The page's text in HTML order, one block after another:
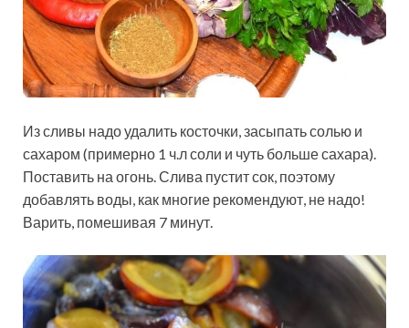
Из сливы надо удалить косточки, засыпать солью и
сахаром (примерно 1 ч.л соли и чуть больше сахара).
Поставить на огонь. Слива пустит сок, поэтому
добавлять воды, как многие рекомендуют, не надо!
Варить, помешивая 7 минут.